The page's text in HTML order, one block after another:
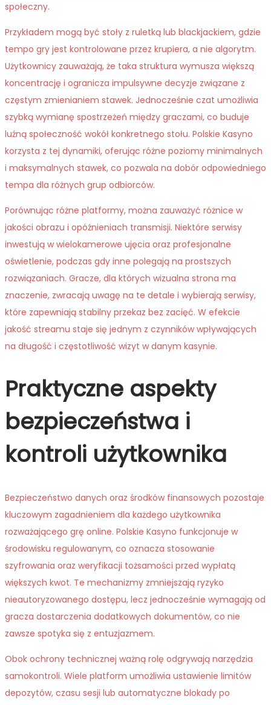
społeczny.
Przykładem mogą być stoły z ruletką lub blackjackiem, gdzie
tempo gry jest kontrolowane przez krupiera, a nie algorytm.
Użytkownicy zauważają, że taka struktura wymusza większą
koncentrację i ogranicza impulsywne decyzje związane z
częstym zmienianiem stawek. Jednocześnie czat umożliwia
szybką wymianę spostrzeżeń między graczami, co buduje
luźną społeczność wokół konkretnego stołu. Polskie Kasyno
korzysta z tej dynamiki, oferując różne poziomy minimalnych
i maksymalnych stawek, co pozwala na dobór odpowiedniego
tempa dla różnych grup odbiorców.
Porównując różne platformy, można zauważyć różnice w
jakości obrazu i opóźnieniach transmisji. Niektóre serwisy
inwestują w wielokamerowe ujęcia oraz profesjonalne
oświetlenie, podczas gdy inne polegają na prostszych
rozwiązaniach. Gracze, dla których wizualna strona ma
znaczenie, zwracają uwagę na te detale i wybierają serwisy,
które zapewniają stabilny przekaz bez zacięć. W efekcie
jakość streamu staje się jednym z czynników wpływających
na długość i częstotliwość wizyt w danym kasynie.
Praktyczne aspekty
bezpieczeństwa i
kontroli użytkownika
Bezpieczeństwo danych oraz środków finansowych pozostaje
kluczowym zagadnieniem dla każdego użytkownika
rozważającego grę online. Polskie Kasyno funkcjonuje w
środowisku regulowanym, co oznacza stosowanie
szyfrowania oraz weryfikacji tożsamości przed wypłatą
większych kwot. Te mechanizmy zmniejszają ryzyko
nieautoryzowanego dostępu, lecz jednocześnie wymagają od
gracza dostarczenia dodatkowych dokumentów, co nie
zawsze spotyka się z entuzjazmem.
Obok ochrony technicznej ważną rolę odgrywają narzędzia
samokontroli. Wiele platform umożliwia ustawienie limitów
depozytów, czasu sesji lub automatyczne blokady po